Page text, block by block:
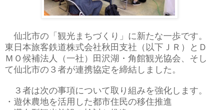
仙北市の「観光まちづくり」に新たな一歩です。
東日本旅客鉄道株式会社秋田支社（以下ＪＲ）とＤ
ＭＯ候補法人（一社）田沢湖・角館観光協会、そし
て仙北市の３者が連携協定を締結しました。
３者は次の事項について取り組みを強化します。
・遊休農地を活用した都市住民の移住推進